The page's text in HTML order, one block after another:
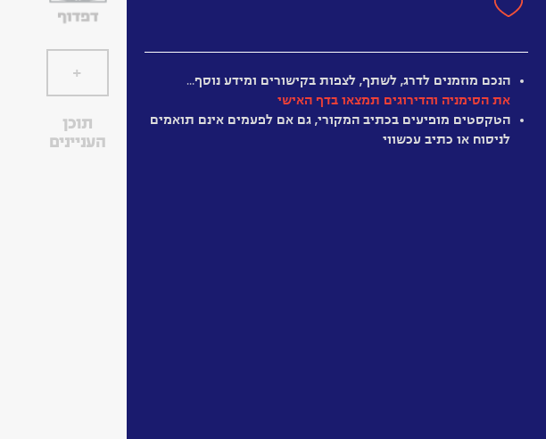
+
תוכן
העניינים
מיד
גירץ
האדם
הוא
באמת
הנכם מוזמנים לדרג, לשתף, לצפות בקישורים ומידע נוסף…
את הסימניה והדירוגים תמצאו בדף האישי
הטקסטים מופיעים בכתיב המקורי, גם אם לפעמים אינם תואמים
לניסוח או כתיב עכשווי